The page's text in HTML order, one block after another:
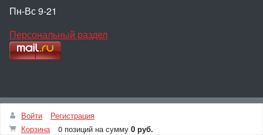
Пн-Вс 9-21
Персональный раздел
© Интернет-магазин МЕГАРАЙ, 2025
Войти
Регистрация
Корзина
0 позиций на сумму 0 руб.